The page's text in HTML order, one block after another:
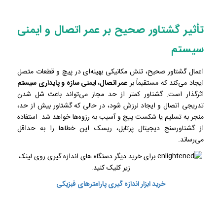
تأثیر گشتاور صحیح بر عمر اتصال و ایمنی
سیستم
اعمال گشتاور صحیح، تنش مکانیکی بهینه‌ای در پیچ و قطعات متصل
ایجاد می‌کند که مستقیماً برعمر اتصال، ایمنی سازه و پایداری سیستم
اثرگذار است. گشتاور کمتر از حد مجاز می‌تواند باعث شل شدن
تدریجی اتصال و ایجاد لرزش شود، در حالی که گشتاور بیش از حد،
منجر به تسلیم یا شکست پیچ و آسیب به رزوه‌ها خواهد شد. استفاده
از گشتاورسنج دیجیتال پرتابل، ریسک این خطاها را به حداقل
می‌رساند.
برای خرید دیگر دستگاه های اندازه گیری روی لینک
زیر کلیک کنید.
خرید ابزار اندازه گیری پارامترهای فبزیکی